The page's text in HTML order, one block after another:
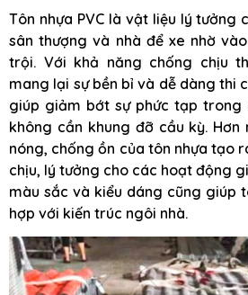
Tôn nhựa PVC là vật liệu lý tưởng
sân thượng và nhà để xe nhờ
trội. Với khả năng chống chịu
mang lại sự bền bỉ và dễ dàng thi
giúp giảm bớt sự phức tạp
không cần khung đỡ cầu kỳ. Hơn
nóng, chống ồn của tôn nhựa tạo
chịu, lý tưởng cho các hoạt động
màu sắc và kiểu dáng cũng giúp
hợp với kiến trúc ngôi nhà.